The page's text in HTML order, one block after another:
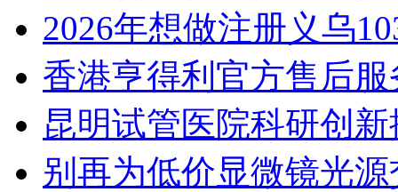
2026年想做注册义乌
香港亨得利官方售后
昆明试管医院科研创
别再为低价显微镜光